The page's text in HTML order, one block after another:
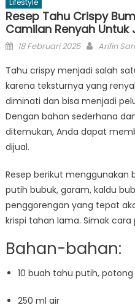
Lifestyle
Resep Tahu Crispy
Camilan Renyah Untuk
Posted
18 Februari 2025 Author
Arifin Sari
Tahu crispy menjadi salah
karena teksturnya yang
diminati dan bisa menjadi
Dengan bahan sederhana
ditemukan, Anda dapat
dijual.
Resep berikut menggunakan
putih bubuk, garam, kaldu
penggorengan yang tepat
krispi tahan lama. Simak
Bahan-bahan:
10 buah tahu putih,
250 ml air